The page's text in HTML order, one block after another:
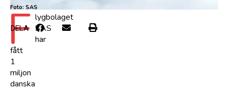
Foto: SAS
F lygbolaget
SAS
har
fått
1
miljon
danska
DELA